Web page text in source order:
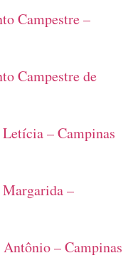
Campestre –
Campestre de
– Campinas
–
– Campinas